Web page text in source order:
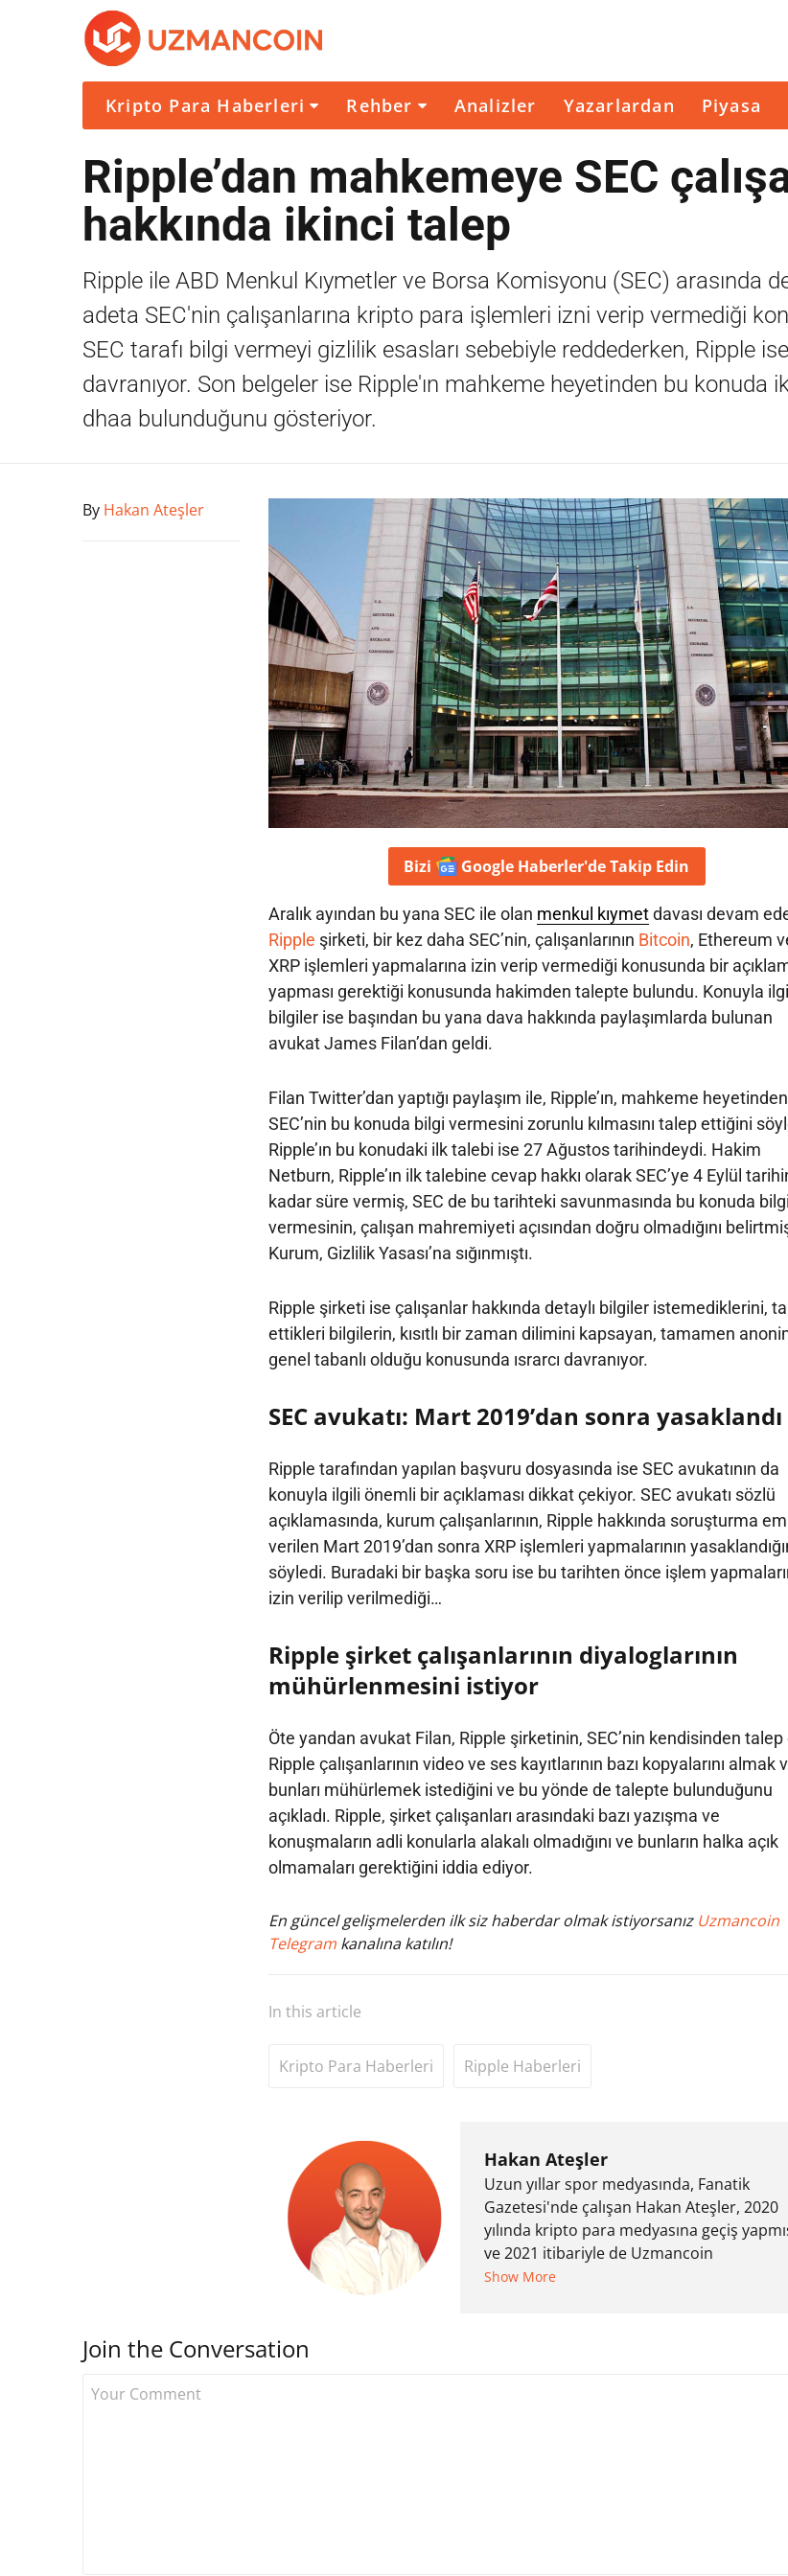
Kripto Para Haberleri Rehber Analizler Yazarlardan Piyasa
Ripple’dan mahkemeye SEC
hakkında ikinci talep
Ripple ile ABD Menkul Kıymetler ve Borsa Komisyonu (SEC) arasında
adeta SEC'nin çalışanlarına kripto para işlemleri izni verip vermediği
SEC tarafı bilgi vermeyi gizlilik esasları sebebiyle reddederken, Ripple ise
davranıyor. Son belgeler ise Ripple'ın mahkeme heyetinden bu konuda
dhaa bulunduğunu gösteriyor.
By Hakan Ateşler
Bizi Google Haberler'deTakip Edin
Aralık ayından bu yana SEC ile olan menkul kıymetdavası devam
Ripple şirketi, bir kez daha SEC’nin, çalışanlarının Bitcoin, Ethereum
XRP işlemleri yapmalarına izin verip vermediği konusunda bir
yapması gerektiği konusunda hakimden talepte bulundu. Konuyla
bilgiler ise başından bu yana dava hakkında paylaşımlarda bulunan
avukat James Filan’dan geldi.
Filan Twitter’dan yaptığı paylaşım ile, Ripple’ın, mahkeme heyetinden
SEC’nin bu konuda bilgi vermesini zorunlu kılmasını talep ettiğini
Ripple’ın bu konudaki ilk talebi ise 27 Ağustos tarihindeydi. Hakim
Netburn, Ripple’ın ilk talebine cevap hakkı olarak SEC’ye 4 Eylül
kadar süre vermiş, SEC de bu tarihteki savunmasında bu konuda bilgi
vermesinin, çalışan mahremiyeti açısından doğru olmadığını
Kurum, Gizlilik Yasası’na sığınmıştı.
Ripple şirketi ise çalışanlar hakkında detaylı bilgiler istemediklerini,
ettikleri bilgilerin, kısıtlı bir zaman dilimini kapsayan, tamamen
genel tabanlı olduğu konusunda ısrarcı davranıyor.
SEC avukatı: Mart 2019’dan sonra yasaklandı
Ripple tarafından yapılan başvuru dosyasında ise SEC avukatının da
konuyla ilgili önemli bir açıklaması dikkat çekiyor. SEC avukatı sözlü
açıklamasında, kurum çalışanlarının, Ripple hakkında soruşturma
verilen Mart 2019’dan sonra XRP işlemleri yapmalarının
söyledi. Buradaki bir başka soru ise bu tarihten önce işlem
izin verilip verilmediği…
Ripple şirket çalışanlarının diyaloglarının
mühürlenmesini istiyor
Öte yandan avukat Filan, Ripple şirketinin, SEC’nin kendisinden
Ripple çalışanlarının video ve ses kayıtlarının bazı kopyalarını almak
bunları mühürlemek istediğini ve bu yönde de talepte bulunduğunu
açıkladı. Ripple, şirket çalışanları arasındaki bazı yazışma ve
konuşmaların adli konularla alakalı olmadığını ve bunların halka açık
olmamaları gerektiğini iddia ediyor.
En güncel gelişmelerden ilk siz haberdar olmak istiyorsanız Uzmancoin
Telegram kanalına katılın!
In this article
Kripto Para Haberleri Ripple Haberleri
Hakan Ateşler
Uzun yıllar spor medyasında, Fanatik
Gazetesi'nde çalışan Hakan Ateşler, 2020
yılında kripto para medyasına geçiş
ve 2021 itibariyle de Uzmancoin
bünyesinde çalışmaya başlamıştır. Notre
Show More
Join the Conversation